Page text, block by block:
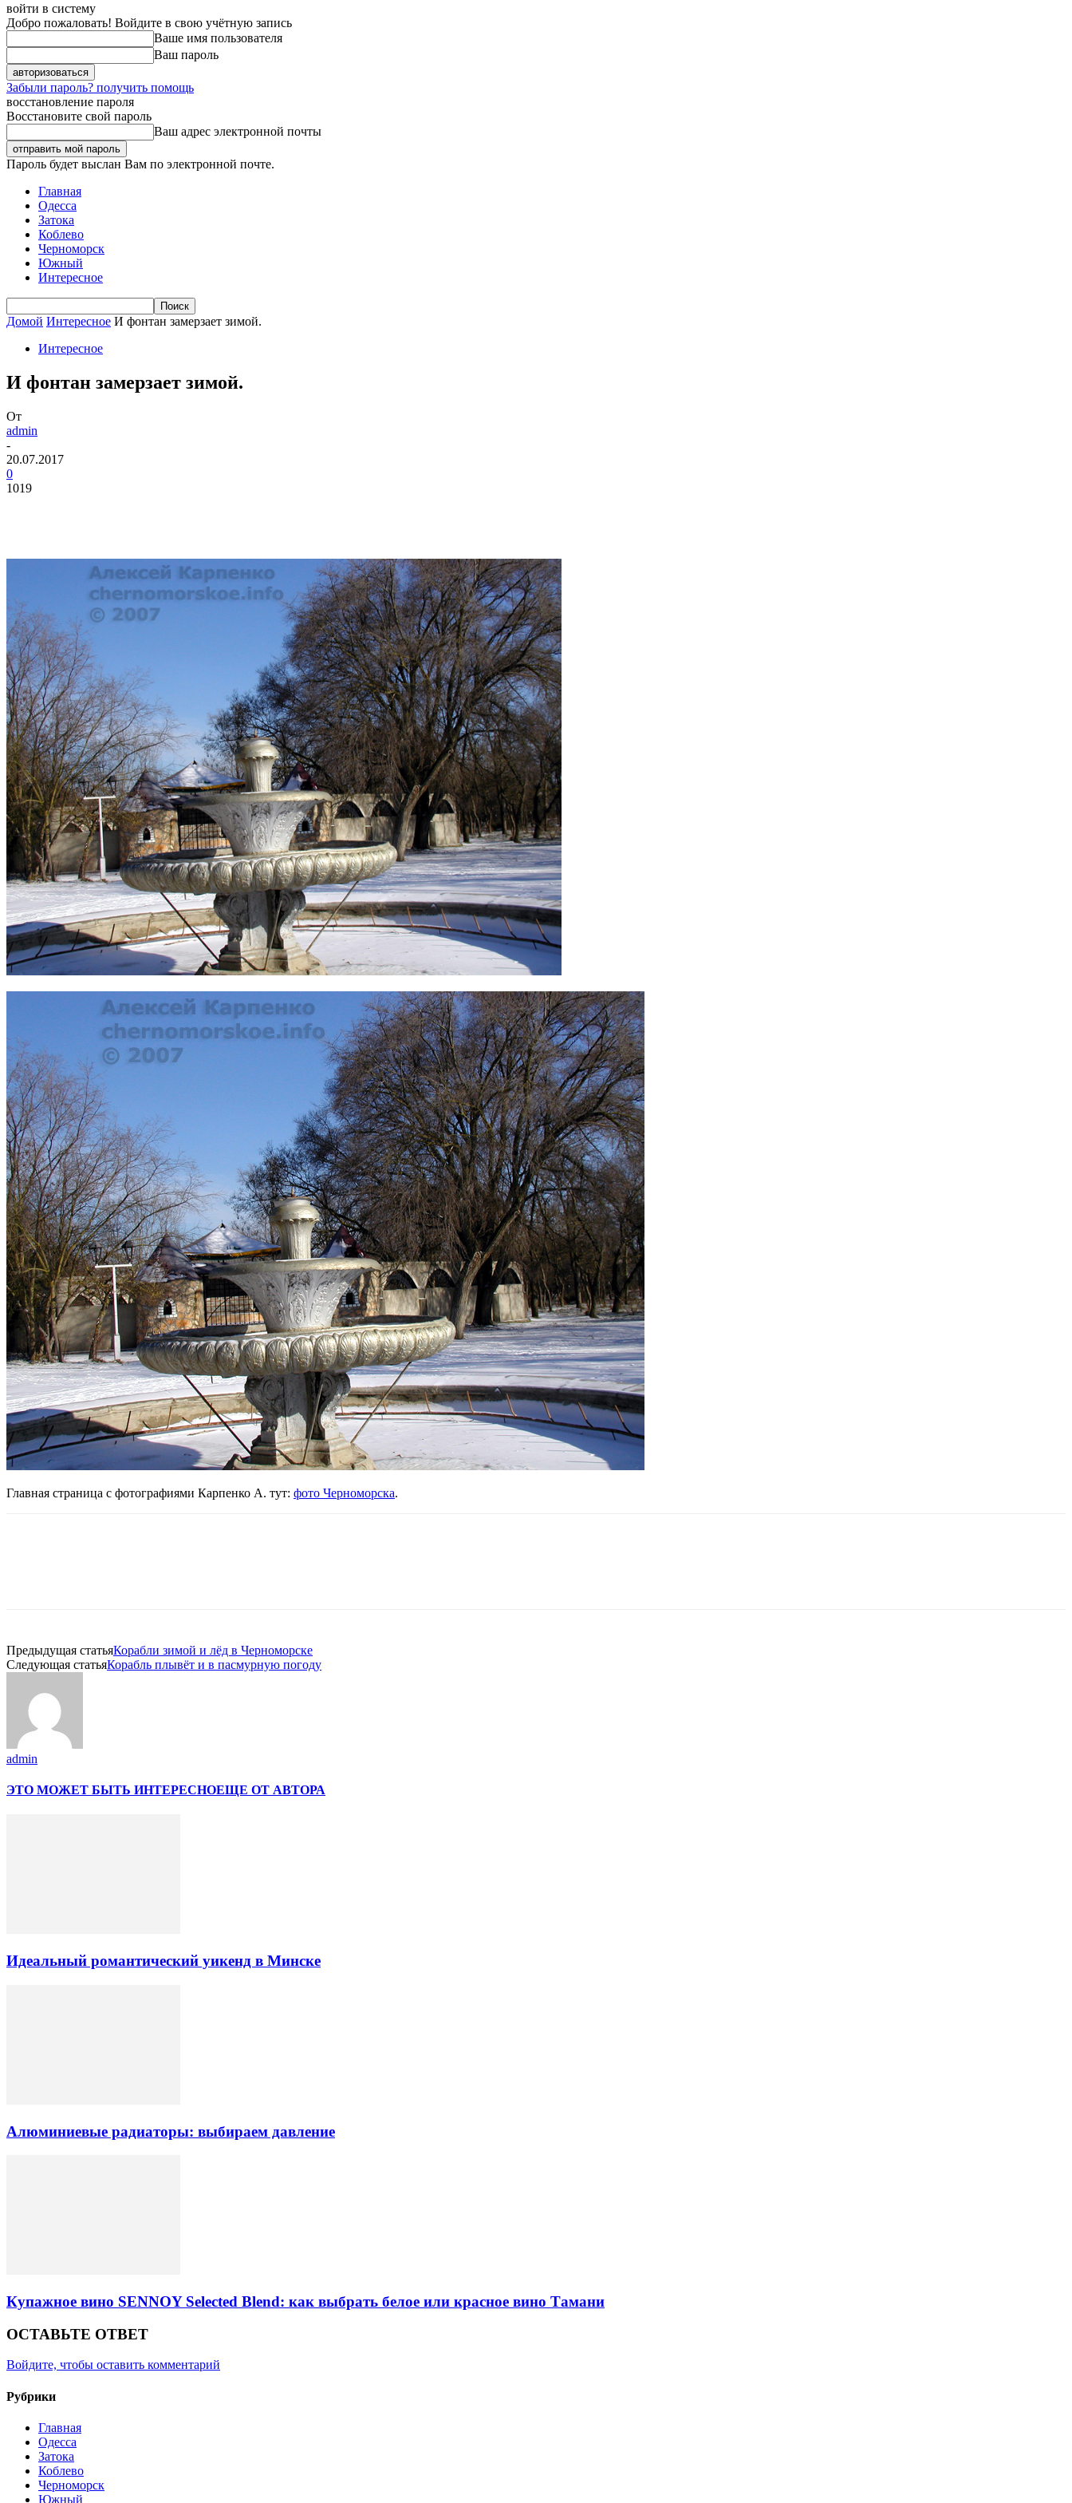
войти в систему
Добро пожаловать! Войдите в свою учётную запись
Ваше имя пользователя
Ваш пароль
Забыли пароль? получить помощь
восстановление пароля
Восстановите свой пароль
Ваш адрес электронной почты
Пароль будет выслан Вам по электронной почте.
Главная
Одесса
Затока
Коблево
Черноморск
Южный
Интересное
Домой Интересное И фонтан замерзает зимой.
Интересное
И фонтан замерзает зимой.
От
admin
-
20.07.2017
0
1019
Главная страница с фотографиями Карпенко А. тут: фото Черноморска.
Предыдущая статьяКорабли зимой и лёд в Черноморске
Следующая статьяКорабль плывёт и в пасмурную погоду
admin
ЭТО МОЖЕТ БЫТЬ ИНТЕРЕСНОЕЩЕ ОТ АВТОРА
Идеальный романтический уикенд в Минске
Алюминиевые радиаторы: выбираем давление
Купажное вино SENNOY Selected Blend: как выбрать белое или красное вино Тамани
ОСТАВЬТЕ ОТВЕТ
Войдите, чтобы оставить комментарий
Рубрики
Главная
Одесса
Затока
Коблево
Черноморск
Южный